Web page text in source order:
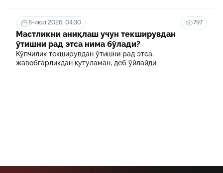
8-июл 2026, 04:30 797
Мастликни аниқлаш учун текширувдан
ўтишни рад этса нима бўлади?
Кўпчилик текширувдан ўтишни рад этса,
жавобгарликдан қутуламан, деб ўйлайди.